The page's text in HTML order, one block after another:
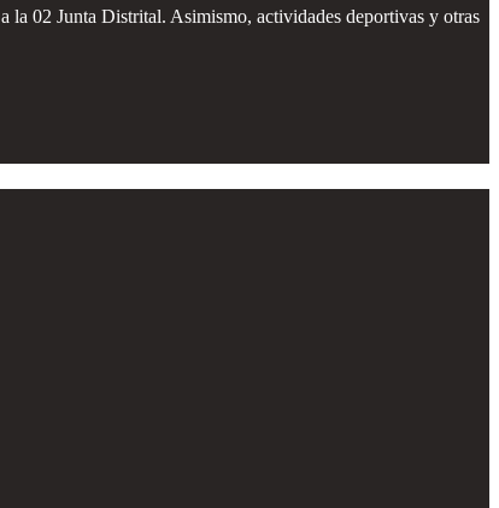
la 02 Junta Distrital. Asimismo, actividades deportivas y otras